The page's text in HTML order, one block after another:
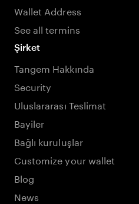
Wallet Address
See all termins
Şirket
Tangem Hakkında
Security
Uluslararası Teslimat
Bayiler
Bağlı kuruluşlar
Customize your wallet
Blog
News